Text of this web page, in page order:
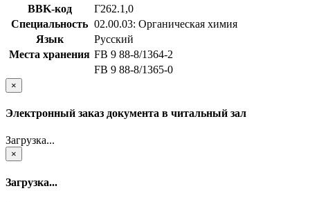
BBK-код
Г262.1,0
Специальность 02.00.03: Органическая химия
Язык
Русский
Места хранения FB 9 88-8/1364-2
FB 9 88-8/1365-0
×
Электронный заказ документа в читальный зал
Загрузка...
×
Загрузка...